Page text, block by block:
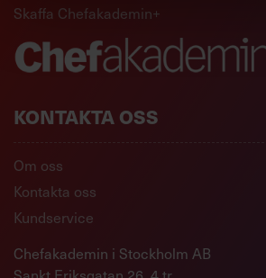
Skaffa Chefakademin+
KONTAKTA OSS
Om oss
Kontakta oss
Kundservice
Chefakademin i Stockholm AB